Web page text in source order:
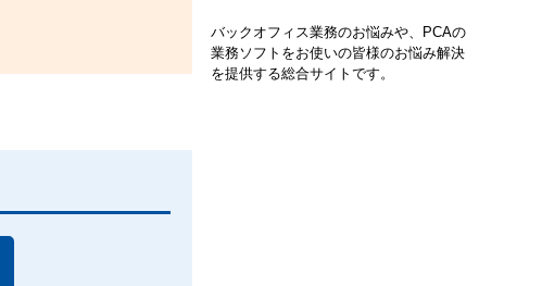
バックオフィス業務のお悩みや、PCAの
業務ソフトをお使いの皆様のお悩み解決
を提供する総合サイトです。